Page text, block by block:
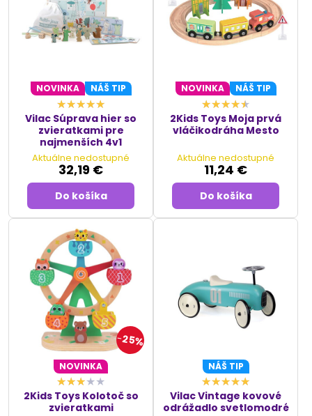
NOVINKA NÁŠ TIP
Vilac Súprava hier so
zvieratkami pre
najmenších 4v1
Aktuálne nedostupné
32,19 €
Do košíka
NOVINKA NÁŠ TIP
2Kids Toys Moja prvá
vláčikodráha Mesto
Aktuálne nedostupné
11,24 €
Do košíka
25%
NOVINKA
2Kids Toys Kolotoč so
zvieratkami
NÁŠ TIP
Vilac Vintage kovové
odrážadlo svetlomodré